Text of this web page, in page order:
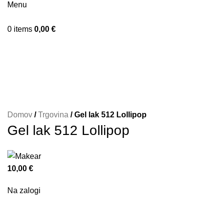
Menu
0 items 0,00 €
Domov / Trgovina / Gel lak 512 Lollipop
Gel lak 512 Lollipop
10,00 €
Na zalogi